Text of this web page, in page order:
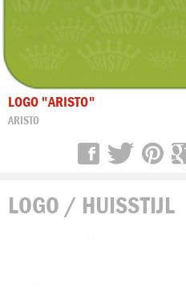
LOGO "ARISTO"
ARISTO
LOGO / HUISSTIJL